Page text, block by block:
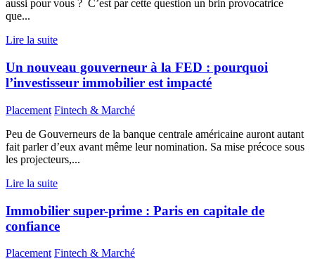
aussi pour vous ? C’est par cette question un brin provocatrice
que...
Lire la suite
Un nouveau gouverneur à la FED : pourquoi
l’investisseur immobilier est impacté
Placement Fintech & Marché
Peu de Gouverneurs de la banque centrale américaine auront autant
fait parler d’eux avant même leur nomination. Sa mise précoce sous
les projecteurs,...
Lire la suite
Immobilier super-prime : Paris en capitale de
confiance
Placement Fintech & Marché